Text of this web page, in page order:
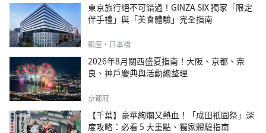
東京旅行絕不可錯過！GINZA SIX 獨家「限定
伴手禮」與「美食體驗」完全指南
銀座・日本橋
2026年8月關西盛夏指南！大阪、京都、奈
良、神戶慶典與活動總整理
京都府
【千葉】豪華絢爛又熱血！「成田祇園祭」深
度攻略：必看 5 大重點、獨家體驗指南